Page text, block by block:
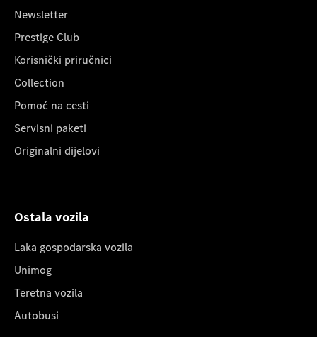
Newsletter
Prestige Club
Korisnički priručnici
Collection
Pomoć na cesti
Servisni paketi
Originalni dijelovi
Ostala vozila
Laka gospodarska vozila
Unimog
Teretna vozila
Autobusi